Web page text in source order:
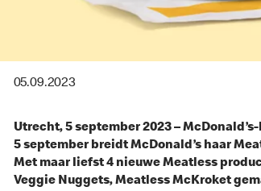
05.09.2023
Utrecht, 5 september 2023 –
5 september breidt McDonald’s haar
Met maar liefst 4 nieuwe Meatless
Veggie Nuggets, Meatless McKroket